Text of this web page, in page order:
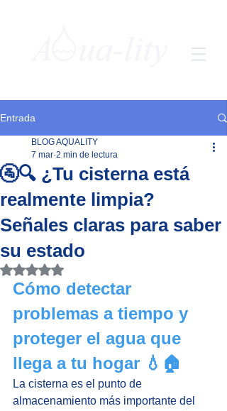
Entrada
🚰🔍 ¿Tu cisterna está
realmente limpia?
Señales claras para saber
su estado
BLOG AQUALITY
7 mar 2 min de lectura
Obtuvo NaN de 5 estrellas.
Cómo detectar
problemas a tiempo y
proteger el agua que
llega a tu hogar 💧🏠
La cisterna es el punto de
almacenamiento más importante del